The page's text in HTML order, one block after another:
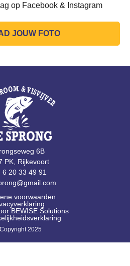
op Facebook & Instagram
JOUW FOTO
2025
voorwaarden
BEWISE Solutions
6B
PK, Rijkevoort
6 20 33 49 91